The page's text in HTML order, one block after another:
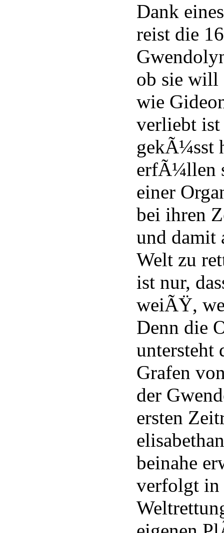
Dank
reist die
ob sie will
wie
verliebt ist
gekÃ¼sst
erfÃ¼llen
einer
bei ihren
und damit
Welt zu
ist nur,
weiÃŸ,
Denn die
untersteht
Grafen
der
ersten
beinahe
verfolgt in